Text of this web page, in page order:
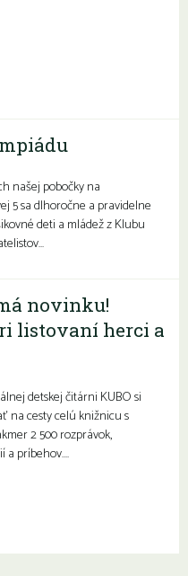
našej pobočky na
5 sa dlhoročne a pravidelne
deti a mládež z Klubu
novinku!
listovaní herci a
detskej čitárni KUBO si
na cesty celú knižnicu s
2 500 rozprávok,
a príbehov….